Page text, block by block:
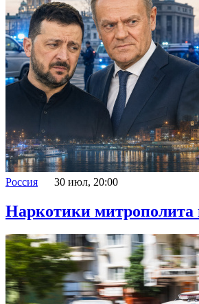
Россия 30 июл, 20:00
Наркотики митрополита